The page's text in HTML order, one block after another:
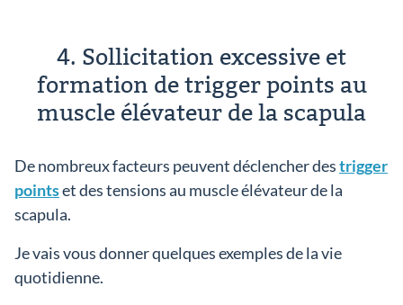
4. Sollicitation excessive et
formation de trigger points au
muscle élévateur de la scapula
De nombreux facteurs peuvent déclencher destrigger
pointset des tensions au muscle élévateur de la
scapula.
Je vais vous donner quelques exemples de la vie
quotidienne.